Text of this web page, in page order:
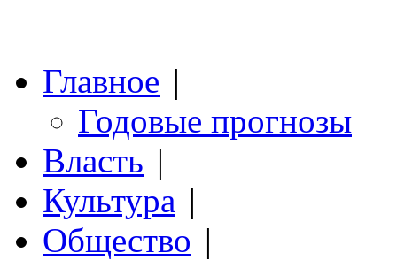
Главное |
Годовые прогнозы
Власть |
Культура |
Общество |